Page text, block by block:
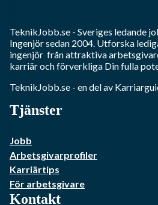
TeknikJobb.se - Sveriges ledande
Ingenjörsedan 2004. Utforska
ingenjör från attraktiva
karriär och förverkliga Din fulla
TeknikJobb.se - en del av
Tjänster
Jobb
Arbetsgivarprofiler
Karriärtips
För arbetsgivare
Kontakt